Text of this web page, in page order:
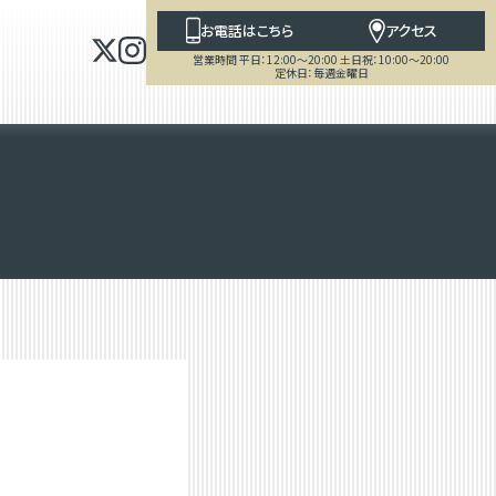
お電話はこちら アクセス
営業時間 平日：12:00～20:00 土日祝：10:00～20:00
定休日：毎週金曜日